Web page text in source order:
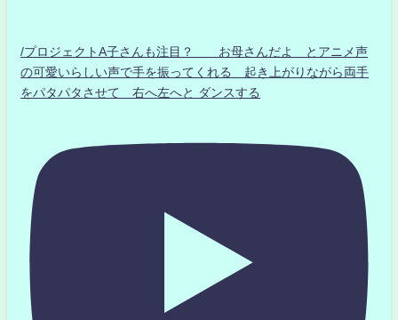
/プロジェクトA子さんも注目？ お母さんだよ とアニメ声
の可愛いらしい声で手を振ってくれる 起き上がりながら両手
をパタパタさせて 右へ左へと ダンスする